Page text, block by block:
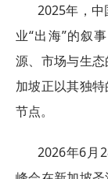
2025年，
业“出海”的叙
源、市场与生
加坡正以其独
节点。
2026年6月